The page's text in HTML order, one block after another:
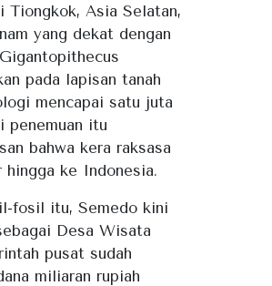
Tiongkok, Asia Selatan,
yang dekat dengan
pada lapisan tanah
mencapai satu juta
penemuan itu
bahwa kera raksasa
hingga ke Indonesia.
fosil itu, Semedo kini
Desa Wisata
pusat sudah
miliaran rupiah